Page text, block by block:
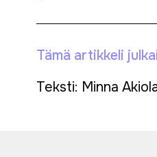
Tämä artikkeli
Teksti: Minna